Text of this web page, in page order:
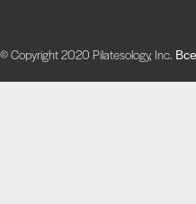
© Copyright 2020 Pilatesology, Inc.